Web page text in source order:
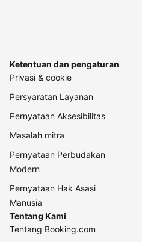
Ketentuan dan pengaturan
Privasi & cookie
Persyaratan Layanan
Pernyataan Aksesibilitas
Masalah mitra
Pernyataan Perbudakan
Modern
Pernyataan Hak Asasi
Manusia
Tentang Kami
Tentang Booking.com